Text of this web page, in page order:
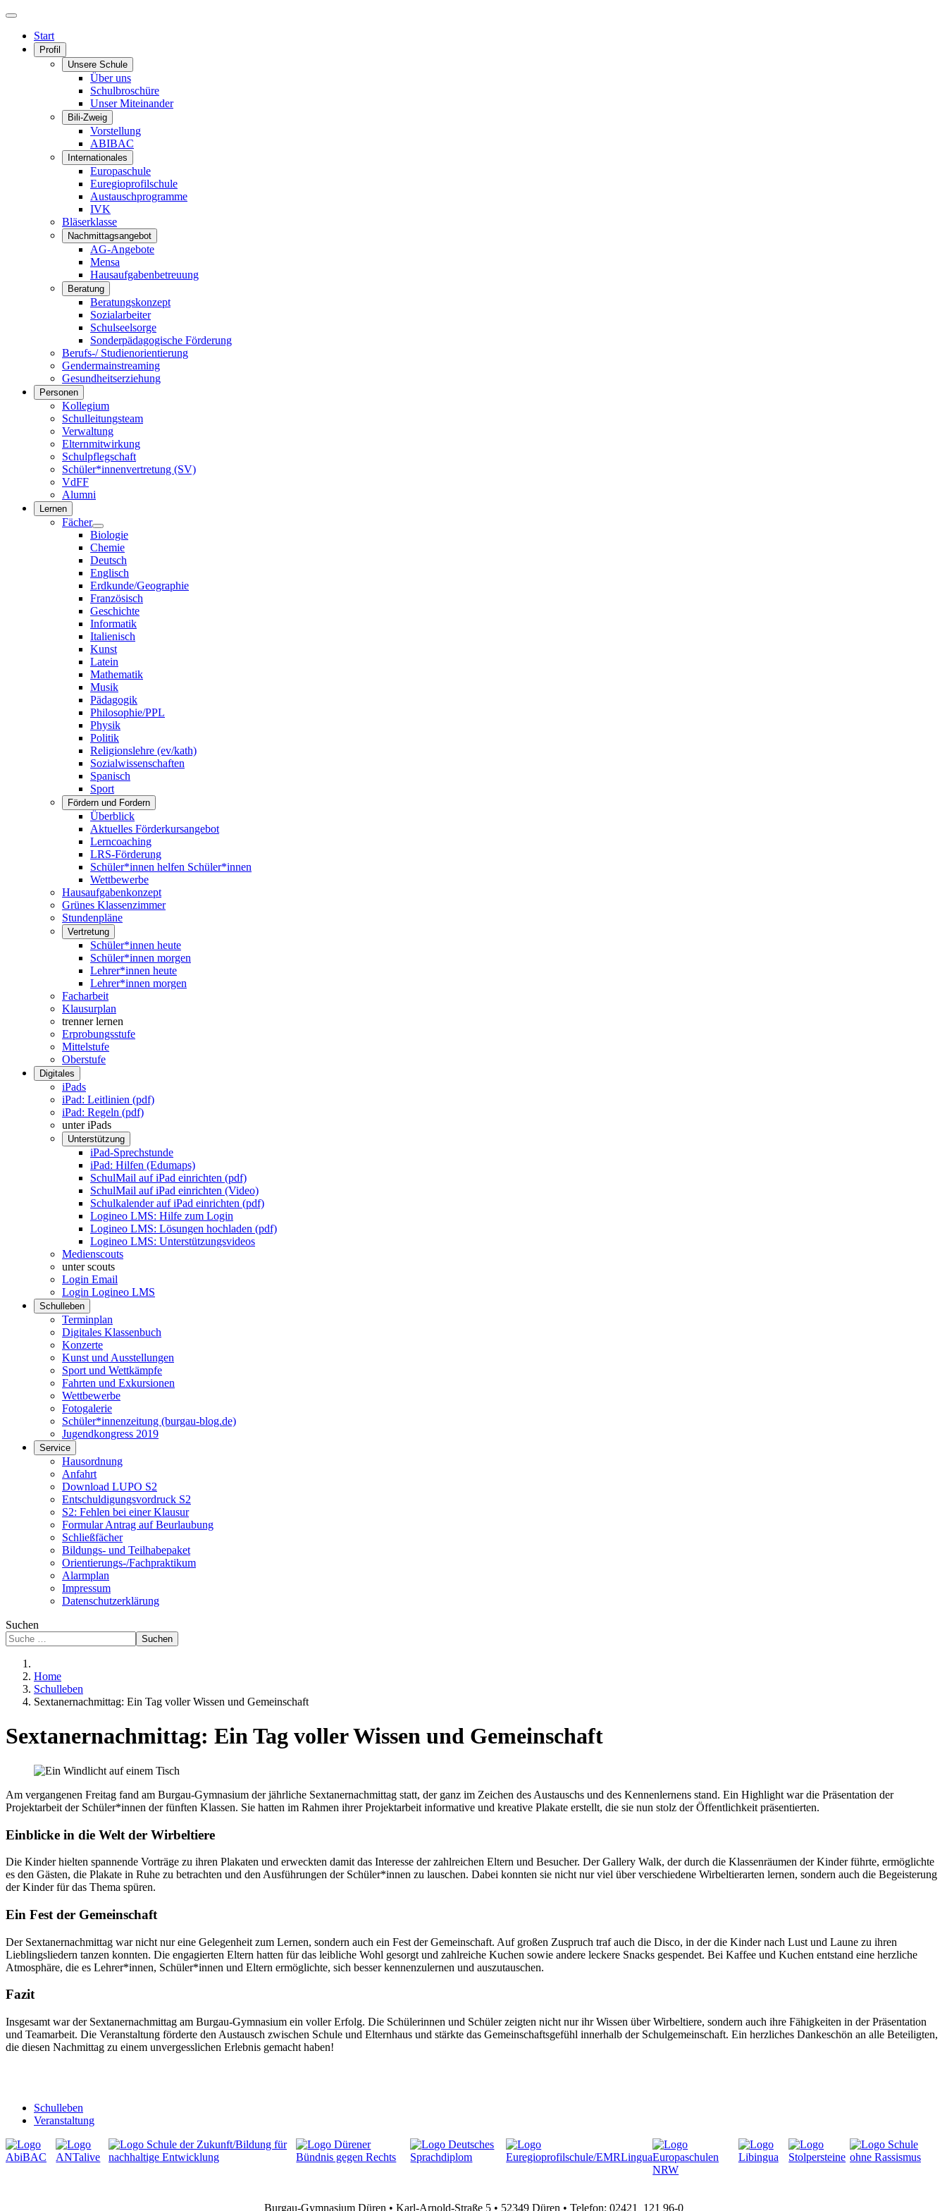
Start
Profil
Unsere Schule
Über uns
Schulbroschüre
Unser Miteinander
Bili-Zweig
Vorstellung
ABIBAC
Internationales
Europaschule
Euregioprofilschule
Austauschprogramme
IVK
Bläserklasse
Nachmittagsangebot
AG-Angebote
Mensa
Hausaufgabenbetreuung
Beratung
Beratungskonzept
Sozialarbeiter
Schulseelsorge
Sonderpädagogische Förderung
Berufs-/ Studienorientierung
Gendermainstreaming
Gesundheitserziehung
Personen
Kollegium
Schulleitungsteam
Verwaltung
Elternmitwirkung
Schulpflegschaft
Schüler*innenvertretung (SV)
VdFF
Alumni
Lernen
Fächer
Biologie
Chemie
Deutsch
Englisch
Erdkunde/Geographie
Französisch
Geschichte
Informatik
Italienisch
Kunst
Latein
Mathematik
Musik
Pädagogik
Philosophie/PPL
Physik
Politik
Religionslehre (ev/kath)
Sozialwissenschaften
Spanisch
Sport
Fördern und Fordern
Überblick
Aktuelles Förderkursangebot
Lerncoaching
LRS-Förderung
Schüler*innen helfen Schüler*innen
Wettbewerbe
Hausaufgabenkonzept
Grünes Klassenzimmer
Stundenpläne
Vertretung
Schüler*innen heute
Schüler*innen morgen
Lehrer*innen heute
Lehrer*innen morgen
Facharbeit
Klausurplan
trenner lernen
Erprobungsstufe
Mittelstufe
Oberstufe
Digitales
iPads
iPad: Leitlinien (pdf)
iPad: Regeln (pdf)
unter iPads
Unterstützung
iPad-Sprechstunde
iPad: Hilfen (Edumaps)
SchulMail auf iPad einrichten (pdf)
SchulMail auf iPad einrichten (Video)
Schulkalender auf iPad einrichten (pdf)
Logineo LMS: Hilfe zum Login
Logineo LMS: Lösungen hochladen (pdf)
Logineo LMS: Unterstützungsvideos
Medienscouts
unter scouts
Login Email
Login Logineo LMS
Schulleben
Terminplan
Digitales Klassenbuch
Konzerte
Kunst und Ausstellungen
Sport und Wettkämpfe
Fahrten und Exkursionen
Wettbewerbe
Fotogalerie
Schüler*innenzeitung (burgau-blog.de)
Jugendkongress 2019
Service
Hausordnung
Anfahrt
Download LUPO S2
Entschuldigungsvordruck S2
S2: Fehlen bei einer Klausur
Formular Antrag auf Beurlaubung
Schließfächer
Bildungs- und Teilhabepaket
Orientierungs-/Fachpraktikum
Alarmplan
Impressum
Datenschutzerklärung
Suchen
Suchen
Home
Schulleben
Sextanernachmittag: Ein Tag voller Wissen und Gemeinschaft
Sextanernachmittag: Ein Tag voller Wissen und Gemeinschaft
Am vergangenen Freitag fand am Burgau-Gymnasium der jährliche Sextanernachmittag statt, der ganz im Zeichen des Austauschs und des Kennenlernens stand. Ein Highlight war die Präsentation der
Projektarbeit der Schüler*innen der fünften Klassen. Sie hatten im Rahmen ihrer Projektarbeit informative und kreative Plakate erstellt, die sie nun stolz der Öffentlichkeit präsentierten.
Einblicke in die Welt der Wirbeltiere
Die Kinder hielten spannende Vorträge zu ihren Plakaten und erweckten damit das Interesse der zahlreichen Eltern und Besucher. Der Gallery Walk, der durch die Klassenräumen der Kinder führte, ermöglichte
es den Gästen, die Plakate in Ruhe zu betrachten und den Ausführungen der Schüler*innen zu lauschen. Dabei konnten sie nicht nur viel über verschiedene Wirbeltierarten lernen, sondern auch die Begeisterung
der Kinder für das Thema spüren.
Ein Fest der Gemeinschaft
Der Sextanernachmittag war nicht nur eine Gelegenheit zum Lernen, sondern auch ein Fest der Gemeinschaft. Auf großen Zuspruch traf auch die Disco, in der die Kinder nach Lust und Laune zu ihren
Lieblingsliedern tanzen konnten. Die engagierten Eltern hatten für das leibliche Wohl gesorgt und zahlreiche Kuchen sowie andere leckere Snacks gespendet. Bei Kaffee und Kuchen entstand eine herzliche
Atmosphäre, die es Lehrer*innen, Schüler*innen und Eltern ermöglichte, sich besser kennenzulernen und auszutauschen.
Fazit
Insgesamt war der Sextanernachmittag am Burgau-Gymnasium ein voller Erfolg. Die Schülerinnen und Schüler zeigten nicht nur ihr Wissen über Wirbeltiere, sondern auch ihre Fähigkeiten in der Präsentation
und Teamarbeit. Die Veranstaltung förderte den Austausch zwischen Schule und Elternhaus und stärkte das Gemeinschaftsgefühl innerhalb der Schulgemeinschaft. Ein herzliches Dankeschön an alle Beteiligten,
die diesen Nachmittag zu einem unvergesslichen Erlebnis gemacht haben!
Schulleben
Veranstaltung
Burgau-Gymnasium Düren • Karl-Arnold-Straße 5 • 52349 Düren • Telefon: 02421 121 96-0